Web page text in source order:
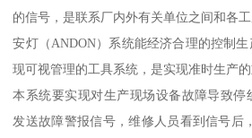
的信号，是联系厂内外有关单位之间和各工
安灯（ANDON）系统能经济合理的控制
现可视管理的工具系统，是实现准时生产的
本系统要实现对生产现场设备故障导致停
发送故障警报信号，维修人员看到信号后